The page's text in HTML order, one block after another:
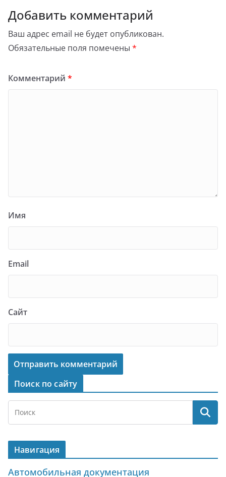
Добавить комментарий
Ваш адрес email не будет опубликован.
Обязательные поля помечены *
Комментарий *
Имя
Email
Сайт
Поиск по сайту
Навигация
Автомобильная документация